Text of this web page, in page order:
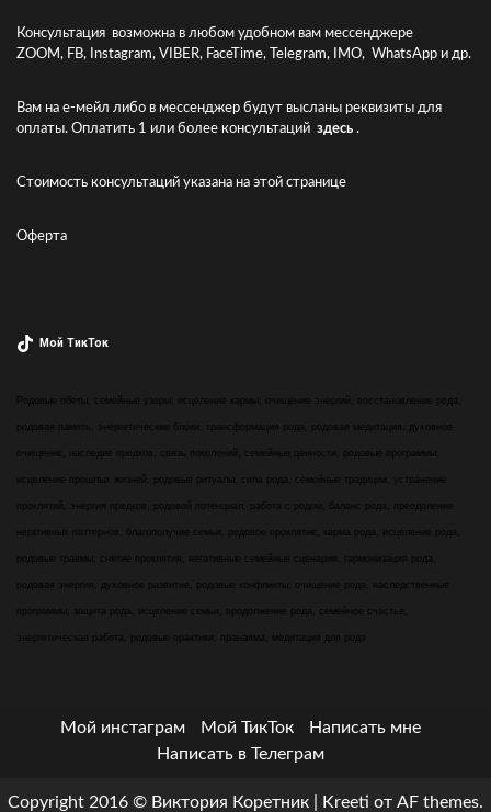
Консультация возможна в любом удобном вам мессенджере
ZOOM, FB, Instagram, VIBER, FaceTime, Telegram, IMO, WhatsApp и др.
Вам на е-мейл либо в мессенджер будут высланы реквизиты для
оплаты. Оплатить 1 или более консультаций здесь .
Стоимость консультаций указана на этой странице
Оферта
Мой ТикТок
Родовые обеты, семейные узоры, исцеление кармы, очищение энергий, восстановление рода,
родовая память, энергетические блоки, трансформация рода, родовая медитация, духовное
очищение, наследие предков, связь поколений, семейные ценности, родовые программы,
исцеление прошлых жизней, родовые ритуалы, сила рода, семейные традиции, устранение
проклятий, энергия предков, родовой потенциал, работа с родом, баланс рода, преодоление
негативных паттернов, благополучие семьи, родовое проклятие, карма рода, исцеление рода,
родовые травмы, снятие проклятия, негативные семейные сценарии, гармонизация рода,
родовая энергия, духовное развитие, родовые конфликты, очищение рода, наследственные
программы, защита рода, исцеление семьи, продолжение рода, семейное счастье,
энергетическая работа, родовые практики, пранаяма, медитация для рода
Мой инстаграм Мой ТикТок
Написать мне
Написать в Телеграм
Copyright 2016 © Виктория Коретник Kreeti от AF themes.